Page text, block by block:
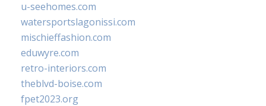
u-seehomes.com
watersportslagonissi.com
mischieffashion.com
eduwyre.com
retro-interiors.com
theblvd-boise.com
fpet2023.org